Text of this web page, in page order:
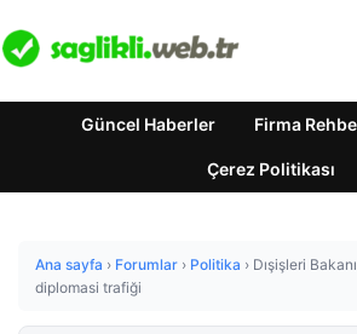
Güncel Haberler Firma
Çerez Politikası
Ana sayfa › Forumlar › Politika › Dışişleri
diplomasi trafiği